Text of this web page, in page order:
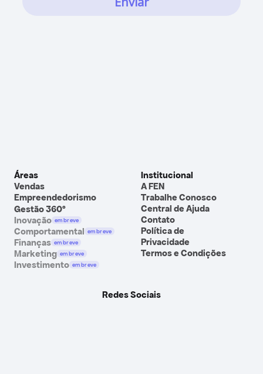
Institucional
A FEN
Trabalhe Conosco
Central de Ajuda
Contato
Política de
Privacidade
Termos e Condições
Áreas
Vendas
Empreendedorismo
Gestão 360º
Inovação em breve
Comportamental em breve
Finanças em breve
Marketing em breve
Investimento em breve
Redes Sociais